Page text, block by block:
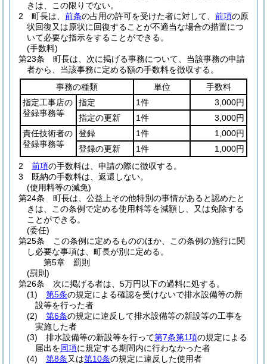
きは、この限りでない。
2
町長は、 前条の占用の許可を受けた者に対して、 前項の原
状回復又は原状に回復することが不適当な場合の措置につ
いて必要な指示をすることができる。
(手数料)
第23条
町長は、次に掲げる事務について、当該事務の申請
者から、当該事務に定める額の手数料を徴収する。
事務の種類
単位
手数料
指定工事店の
登録事務等
指定 1件
3,000円
指定の更新
1件
3,000円
責任技術者の
登録事務等
登録 1件
1,000円
登録の更新
1件
1,000円
2
前項の手数料は、申請の際に徴収する。
3
既納の手数料は、返還しない。
(使用料等の減免)
第24条
町長は、公益上その他特別の事情があると認めたと
きは、この条例で定める使用料等を減額し、又は免除する
ことができる。
(委任)
第25条
この条例に定めるもののほか、この条例の施行に関
し必要な事項は、町長が別に定める。
第5章
罰則
(罰則)
第26条
次に掲げる者は、5万円以下の過料に処する。
(1)
第5条の規定による確認を受けないで排水設備等の新
設等を行った者
(2)
第6条の規定に違反して排水設備等の新設等の工事を
実施した者
(3)
排水設備等の新設等を行って第7条第1項の規定による
届出を同項に規定する期間内に行わなかった者
(4)
第8条又は第10条の規定に違反した使用者